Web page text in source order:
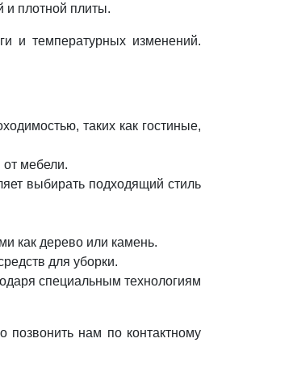
и плотной плиты.
и температурных изменений.
таких как гостиные,
мебели.
выбирать подходящий стиль
как дерево или камень.
для уборки.
специальным технологиям
нам по контактному